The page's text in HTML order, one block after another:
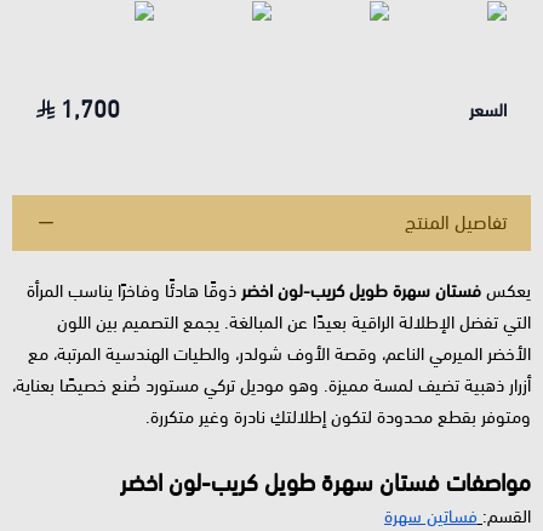
السعر 1,700
تفاصيل المنتج
يعكسفستان سهرة طويل كريب-لون اخضر ذوقًا هادئًا وفاخرًا يناسب المرأة
التي تفضل الإطلالة الراقية بعيدًا عن المبالغة. يجمع التصميم بين اللون
الأخضر الميرمي الناعم، وقصة الأوف شولدر، والطيات الهندسية المرتبة، مع
أزرار ذهبية تضيف لمسة مميزة. وهو موديل تركي مستورد صُنع خصيصًا بعناية،
ومتوفر بقطع محدودة لتكون إطلالتكِ نادرة وغير متكررة.
مواصفات فستان سهرة طويل كريب-لون اخضر
القسم: فساتين سهرة